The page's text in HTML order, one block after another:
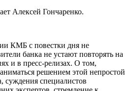
Алексей Гончаренко.
КМБ с повестки дня не
банка не устают повторять на
и в пресс-релизах. О том,
решением этой непростой
суждения специалистов